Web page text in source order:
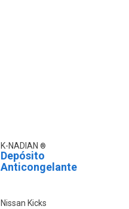
K-NADIAN
Depósito
Anticongelante
Nissan Kicks